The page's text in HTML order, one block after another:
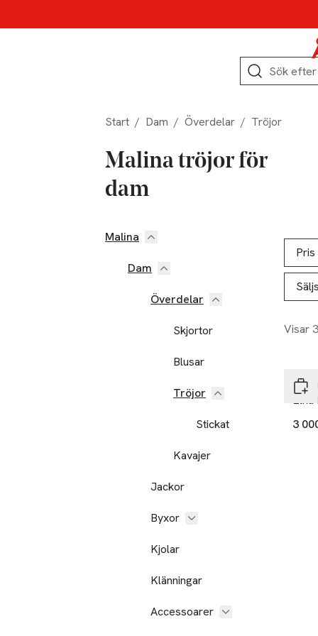
Sök
Start / Dam / Överdelar / Tröjor
Malina tröjor för
dam
Hoppa till produktsidan
Malina
Dam
Överdelar
Skjortor
Blusar
Tröjor
Stickat
Kavajer
Jackor
Byxor
Kjolar
Klänningar
Accessoarer
Pris
Visar
Lista
Elna
3